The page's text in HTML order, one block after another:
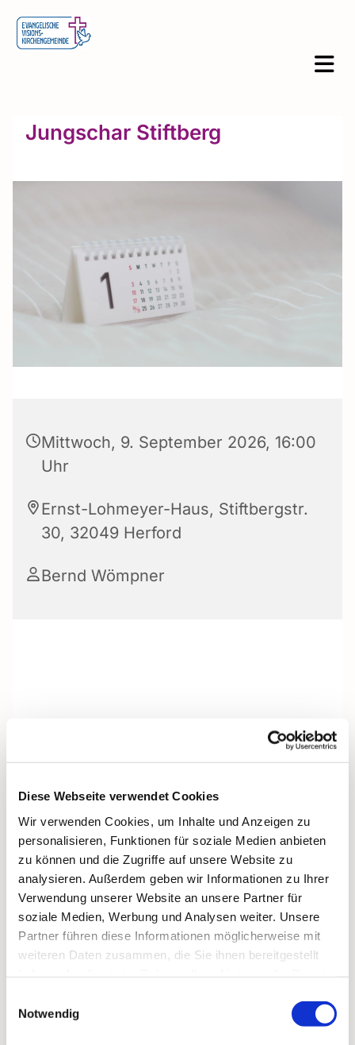
Diese Webseite verwendet Cookies
Wir verwenden Cookies, um Inhalte und Anzeigen zu
personalisieren, Funktionen für soziale Medien anbieten
zu können und die Zugriffe auf unsere Website zu
analysieren. Außerdem geben wir Informationen zu Ihrer
Verwendung unserer Website an unsere Partner für
soziale Medien, Werbung und Analysen weiter. Unsere
Partner führen diese Informationen möglicherweise mit
weiteren Daten zusammen, die Sie ihnen bereitgestellt
Notwendig
Jungschar Stiftberg
Mittwoch, 9. September 2026, 16:00
Uhr
Ernst-Lohmeyer-Haus, Stiftbergstr.
30, 32049 Herford
Bernd Wömpner
Dies könnte Sie auch